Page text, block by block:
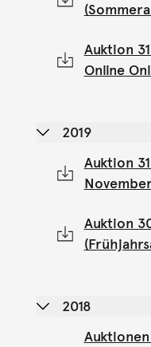
Auktion
Online
2019
Auktion
Auktion
2018